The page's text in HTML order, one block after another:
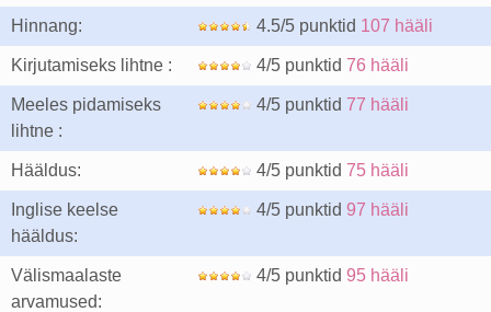
Hinnang: 4.5/5 punktid 107 hääli
Kirjutamiseks lihtne : 4/5 punktid 76 hääli
Meeles pidamiseks
lihtne :
4/5 punktid 77 hääli
Hääldus: 4/5 punktid 75 hääli
Inglise keelse
hääldus:
4/5 punktid 97 hääli
Välismaalaste
arvamused:
4/5 punktid 95 hääli